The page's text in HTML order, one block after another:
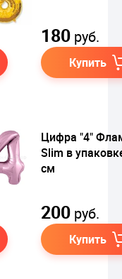
180 руб.
Купить
Цифра "4"
Slim в
см
200 руб.
Купить